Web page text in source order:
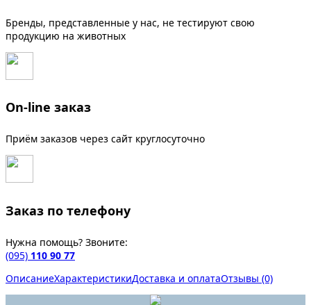
Бренды, представленные у нас, не тестируют свою
продукцию на животных
On-line заказ
Приём заказов через сайт круглосуточно
Заказ по телефону
Нужна помощь? Звоните:
(095) 110 90 77
ОписаниеХарактеристикиДоставка и оплатаОтзывы (0)